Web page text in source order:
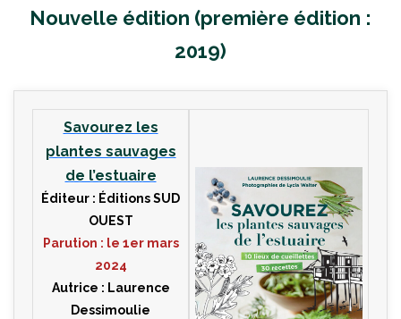
Nouvelle édition (première édition :
2019)
Savourez les
plantes sauvages
de l’estuaire
Éditeur : Éditions SUD
OUEST
Parution : le 1er mars
2024
Autrice : Laurence
Dessimoulie